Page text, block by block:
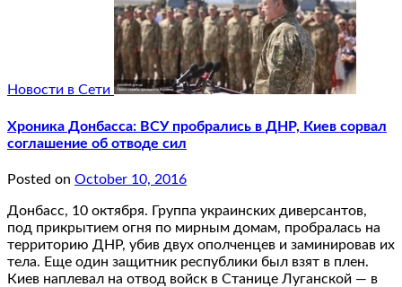
Новости в Сети
Хроника Донбасса: ВСУ пробрались в ДНР, Киев сорвал
соглашение об отводе сил
Posted on October 10, 2016
Донбасс, 10 октября. Группа украинских диверсантов,
под прикрытием огня по мирным домам, пробралась на
территорию ДНР, убив двух ополченцев и заминировав их
тела. Еще один защитник республики был взят в плен.
Киев наплевал на отвод войск в Станице Луганской — в